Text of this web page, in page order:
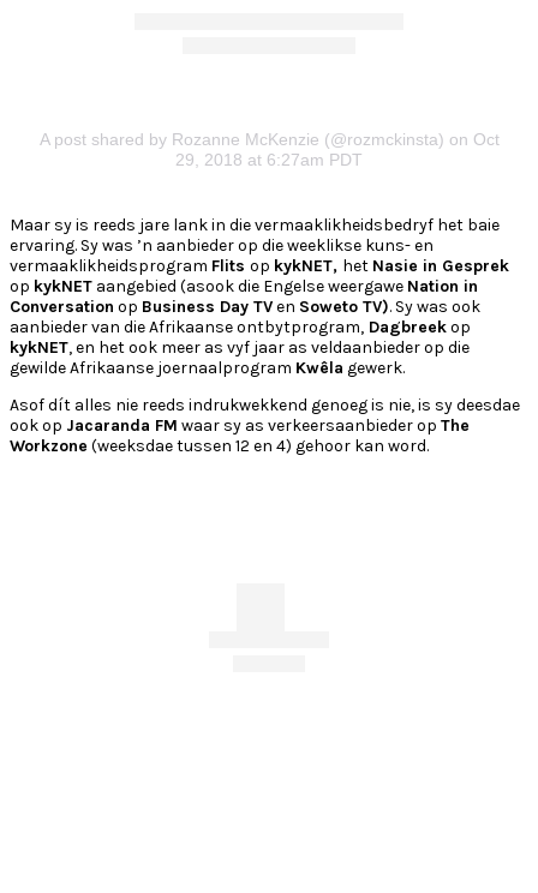
A post shared by Rozanne McKenzie (@rozmckinsta) on Oct
29, 2018 at 6:27am PDT
Maar sy is reeds jare lank in die vermaaklikheidsbedryf het baie
ervaring. Sy was ’n aanbieder op die weeklikse kuns- en
vermaaklikheidsprogram Flits op kykNET, het Nasie in Gesprek
op kykNET aangebied (asook die Engelse weergawe Nation in
Conversation op Business Day TVen Soweto TV). Sy was ook
aanbieder van die Afrikaanse ontbytprogram, Dagbreekop
kykNET, en het ook meer as vyf jaar as veldaanbieder op die
gewilde Afrikaanse joernaalprogram Kwêla gewerk.
Asof dít alles nie reeds indrukwekkend genoeg is nie, is sy deesdae
ook op Jacaranda FM waar sy as verkeersaanbieder op The
Workzone (weeksdae tussen 12 en 4) gehoor kan word.